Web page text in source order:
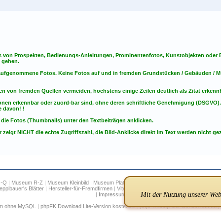
von Prospekten, Bedienungs-Anleitungen, Prominentenfotos, Kunstobjekten
Fotos. Keine Fotos auf und in fremden Grundstücken / Gebäuden /
von fremden Quellen vermeiden, höchstens einige Zeilen deutlich als Zitat
erkennbar oder zuord-bar sind, ohne deren schriftliche Genehmigung
davon! !
Fotos (Thumbnails) unter den Textbeiträgen anklicken.
zeigt NICHT die echte Zugriffszahl, die Bild-Anklicke direkt im Text werden nicht
Q | Museum R-Z | Museum Kleinbild | Museum Plattenkameras
Blätter| Hersteller-für-Fremdfirmen| Vitessa
| Impressum
ohne MySQL | phpFK Download Lite-Version kostenlos|phpFK Shop Voll-Version kaufen|
Mit der Nutzung unserer